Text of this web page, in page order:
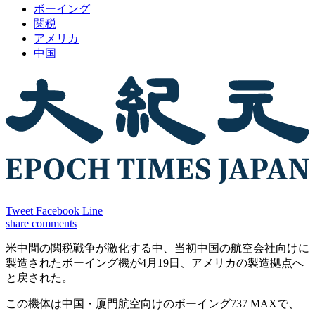
ボーイング
関税
アメリカ
中国
Tweet Facebook Line
share comments
米中間の関税戦争が激化する中、当初中国の航空会社向けに
製造されたボーイング機が4月19日、アメリカの製造拠点へ
と戻された。
この機体は中国・厦門航空向けのボーイング737 MAXで、